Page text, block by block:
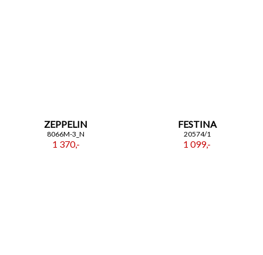
ZEPPELIN
8066M-3_N
1 370,-
FESTINA
20574/1
1 099,-